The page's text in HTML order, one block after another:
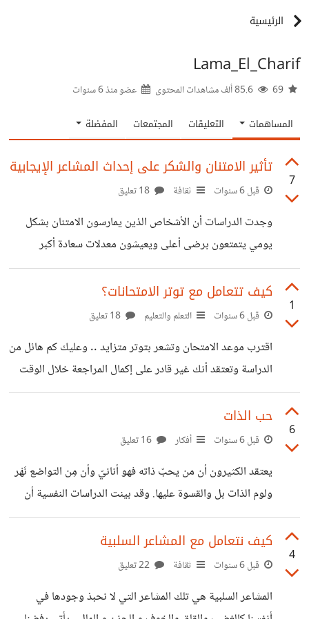
الرئيسية
Lama_El_Charif
عضو منذ6 سنوات
المساهمات التعليقات المجتمعات المفضلة
7
تأثير الامتنان والشكر على إحداث المشاعر الإيجابية
قبل 6 سنوات ثقافة
وجدت الدراسات أن الأشخاص الذين يمارسون الامتنان بشكل
يومي يتمتعون برضى أعلى ويعيشون معدلات سعادة أكبر
##الامتنان هو التعبير عن الشكر والتقدير وهو يساهم في
تحسين صحتك لأنه يخفف الحزن والاكتئاب كما أنه يرفع القدرة
على الصبر والتحمّل و يخفض من ضغط الدم والآلام المزمنة
قدرة على مساعدة الآخرين وتعاملاتهم الإيجابية تبعث في
نفوسهم السّعادة والذين يتذكرون أحداثاً يمتنون لها قبل النوم
عندهم صحّة أكبر لأن قدرتهم على النوم أفضل. *كل
1
كيف تتعامل مع توتر الامتحانات؟
قبل 6 سنوات التعلم والتعليم
اقترب موعد الامتحان وتشعر بتوتر متزايد .. وعليك كم هائل من
الدراسة وتعتقد أنك غير قادر على إكمال المراجعة خلال الوقت
المتبقي قبل الاختبار .. كيف تتعامل مع مشاعر التوتر المتزايدة؟
##*كيف تحل المشكلة ؟* التوتر شائع في مجتمع الطلاب خاصةً
أن المناهج مكثفة وطويلة ولاتزال كثير من المعاهد والمدارس
الامتحانات أن زيادة التوتر قد تدفع الطالب أحياناً *للإقلاع*
نهائياً عن الدراسة . >● أو أن الطالب قد يصاب بحالة من
6
حب الذات
قبل 6 سنوات أفكار
يعتقد الكثيرون أن من يحبّ ذاته فهو أنانيّ وأن مِن التواضع نَهْر
ولوم الذات بل والقسوة عليها. وقد بينت الدراسات النفسية أن
قَدراً معينٌ من حب الذات مطلوبٌ للحفاظ على الحياة وحماية
النفس بل وتطويرها وتحسينها. فمن غير المنطقي لو كان شخصٌ
ينزف مثلاً أن يستمع لصديقه المهموم ويهمل جرحه !! الضروري
أنانية بل حكمة.* الأنانية تكون عندما نعطي لأنفسنا الأولوية في
4
كيف نتعامل مع المشاعر السلبية
قبل 6 سنوات ثقافة
المشاعر السلبية هي تلك المشاعر التي لا نحبذ وجودها في